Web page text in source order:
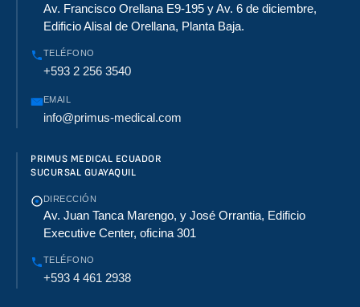
Av. Francisco Orellana E9-195 y Av. 6 de diciembre,
Edificio Alisal de Orellana, Planta Baja.
TELÉFONO
+593 2 256 3540
EMAIL
info@primus-medical.com
PRIMUS MEDICAL ECUADOR
SUCURSAL GUAYAQUIL
DIRECCIÓN
Av. Juan Tanca Marengo, y José Orrantia, Edificio
Executive Center, oficina 301
TELÉFONO
+593 4 461 2938